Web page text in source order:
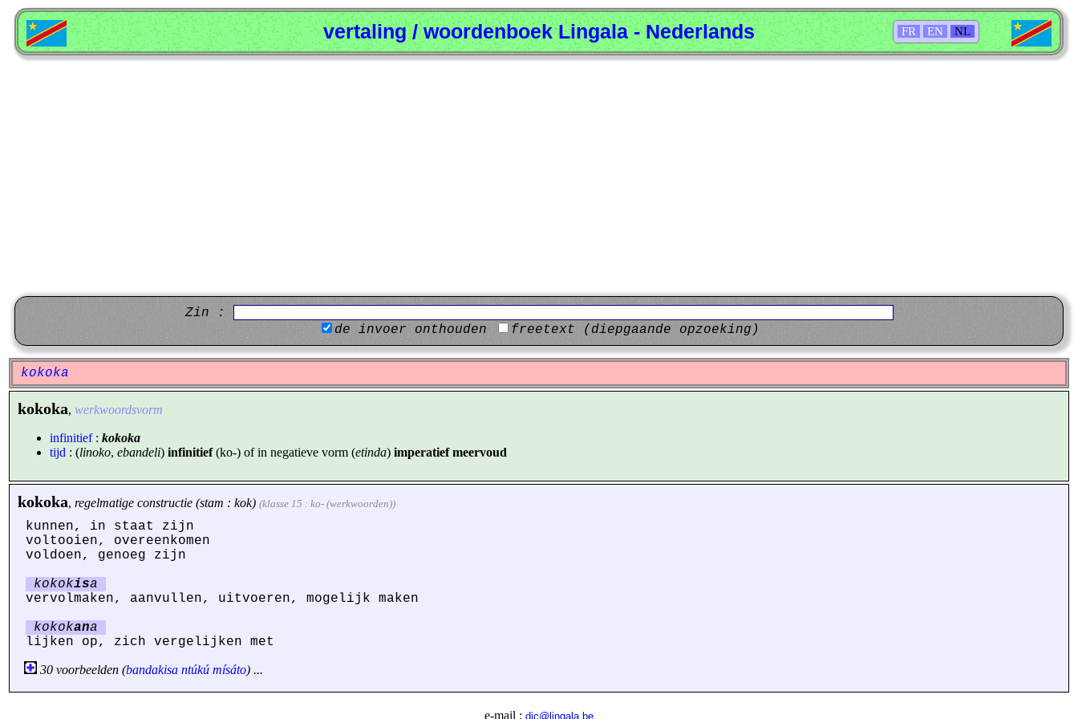
FR EN NL
vertaling / woordenboek Lingala - Nederlands
Zin :
de invoer onthouden
freetext (diepgaande opzoeking)
kokoka
kokoka, werkwoordsvorm
infinitief: kokoka
tijd : (linoko, ebandeli) infinitief(ko-) of in negatieve vorm (etinda) imperatief meervoud
kokoka, regelmatige constructie (stam : kok) (klasse 15 : ko- (werkwoorden))
kunnen, in staat zijn
voltooien, overeenkomen
voldoen, genoeg zijn
kokokisa
vervolmaken, aanvullen, uitvoeren, mogelijk maken
kokokana
lijken op, zich vergelijken met
30 voorbeelden (bandakisa ntúkú mísáto) ...
e-mail : dic@lingala.be